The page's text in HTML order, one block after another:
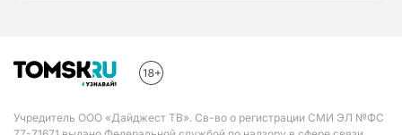
Учредитель ООО «Дайджест ТВ». Св-во о регистрации СМИ ЭЛ №ФС